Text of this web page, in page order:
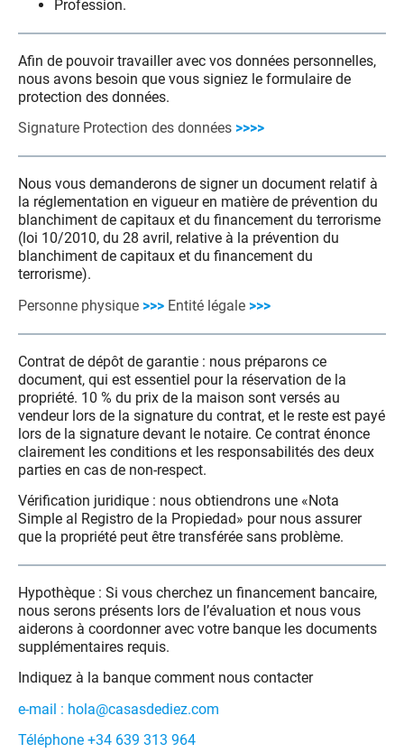
Profession.
Afin de pouvoir travailler avec vos données personnelles,
nous avons besoin que vous signiez le formulaire de
protection des données.
Signature Protection des données >>>>
Nous vous demanderons de signer un document relatif à
la réglementation en vigueur en matière de prévention du
blanchiment de capitaux et du financement du terrorisme
(loi 10/2010, du 28 avril, relative à la prévention du
blanchiment de capitaux et du financement du
terrorisme).
Personne physique >>> Entité légale >>>
Contrat de dépôt de garantie : nous préparons ce
document, qui est essentiel pour la réservation de la
propriété. 10 % du prix de la maison sont versés au
vendeur lors de la signature du contrat, et le reste est payé
lors de la signature devant le notaire. Ce contrat énonce
clairement les conditions et les responsabilités des deux
parties en cas de non-respect.
Vérification juridique : nous obtiendrons une «Nota
Simple al Registro de la Propiedad» pour nous assurer
que la propriété peut être transférée sans problème.
Hypothèque : Si vous cherchez un financement bancaire,
nous serons présents lors de l’évaluation et nous vous
aiderons à coordonner avec votre banque les documents
supplémentaires requis.
Indiquez à la banque comment nous contacter
e-mail : hola@casasdediez.com
Téléphone +34 639 313 964